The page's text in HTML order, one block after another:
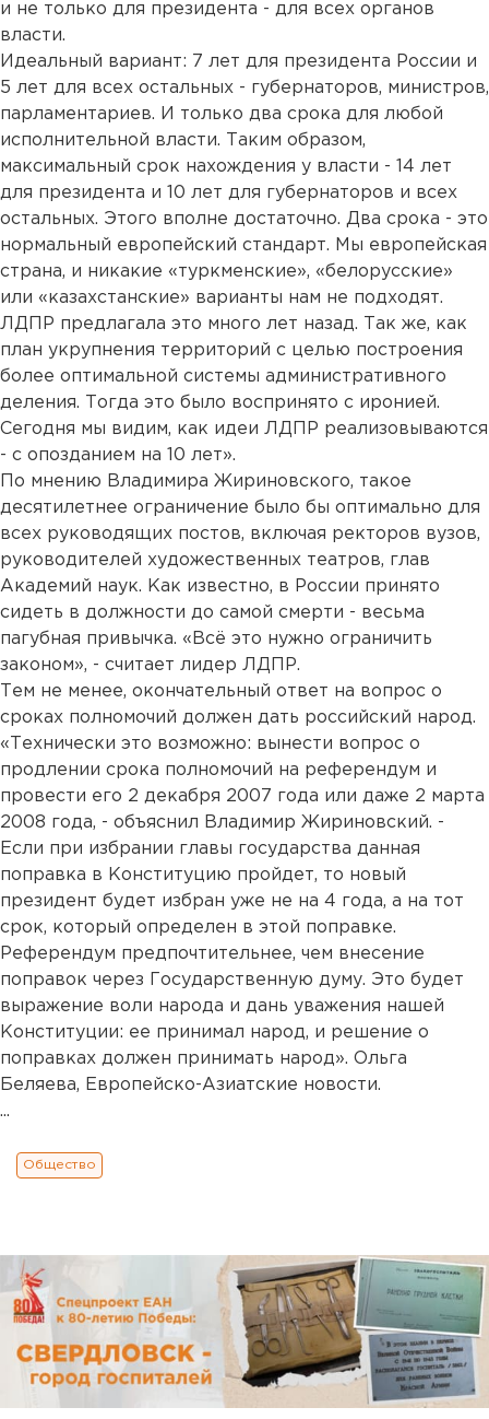
и не только для президента - для всех органов
власти.
Идеальный вариант: 7 лет для президента России и
5 лет для всех остальных - губернаторов, министров,
парламентариев. И только два срока для любой
исполнительной власти. Таким образом,
максимальный срок нахождения у власти - 14 лет
для президента и 10 лет для губернаторов и всех
остальных. Этого вполне достаточно. Два срока - это
нормальный европейский стандарт. Мы европейская
страна, и никакие «туркменские», «белорусские»
или «казахстанские» варианты нам не подходят.
ЛДПР предлагала это много лет назад. Так же, как
план укрупнения территорий с целью построения
более оптимальной системы административного
деления. Тогда это было воспринято с иронией.
Сегодня мы видим, как идеи ЛДПР реализовываются
- с опозданием на 10 лет».
По мнению Владимира Жириновского, такое
десятилетнее ограничение было бы оптимально для
всех руководящих постов, включая ректоров вузов,
руководителей художественных театров, глав
Академий наук. Как известно, в России принято
сидеть в должности до самой смерти - весьма
пагубная привычка. «Всё это нужно ограничить
законом», - считает лидер ЛДПР.
Тем не менее, окончательный ответ на вопрос о
сроках полномочий должен дать российский народ.
«Технически это возможно: вынести вопрос о
продлении срока полномочий на референдум и
провести его 2 декабря 2007 года или даже 2 марта
2008 года, - объяснил Владимир Жириновский. -
Если при избрании главы государства данная
поправка в Конституцию пройдет, то новый
президент будет избран уже не на 4 года, а на тот
срок, который определен в этой поправке.
Референдум предпочтительнее, чем внесение
поправок через Государственную думу. Это будет
выражение воли народа и дань уважения нашей
Конституции: ее принимал народ, и решение о
поправках должен принимать народ». Ольга
Беляева, Европейско-Азиатские новости.
...
Общество